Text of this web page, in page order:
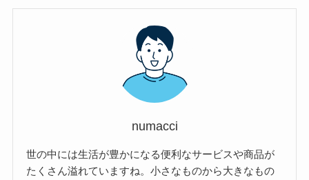
numacci
世の中には生活が豊かになる便利なサービスや商品が
たくさん溢れていますね。小さなものから大きなもの